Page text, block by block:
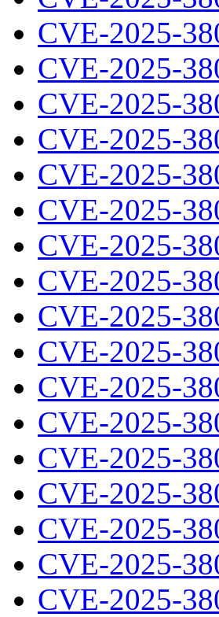
CVE-2025-
CVE-2025-
CVE-2025-
CVE-2025-
CVE-2025-
CVE-2025-
CVE-2025-
CVE-2025-
CVE-2025-
CVE-2025-
CVE-2025-
CVE-2025-
CVE-2025-
CVE-2025-
CVE-2025-
CVE-2025-
CVE-2025-